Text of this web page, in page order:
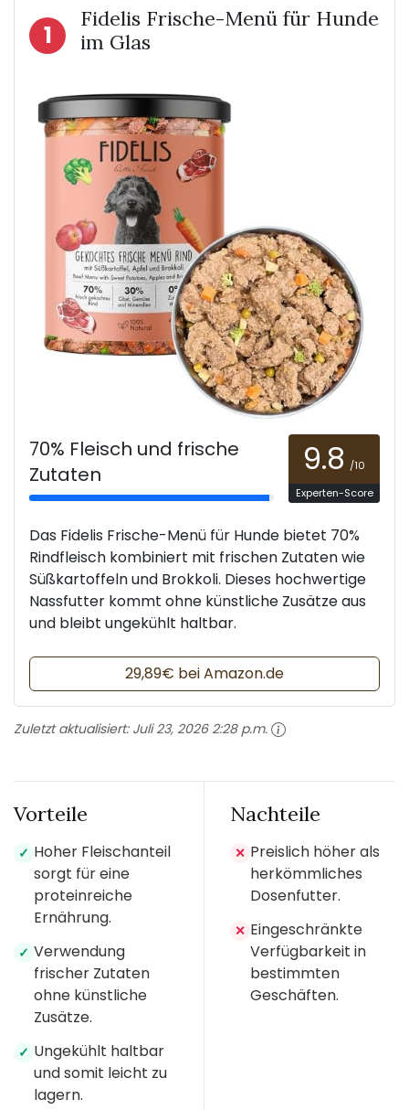
1
Fidelis Frische-Menü für Hunde
im Glas
70% Fleisch und frische
Zutaten
9.8 /10
Experten-Score
Das Fidelis Frische-Menü für Hunde bietet 70%
Rindfleisch kombiniert mit frischen Zutaten wie
Süßkartoffeln und Brokkoli. Dieses hochwertige
Nassfutter kommt ohne künstliche Zusätze aus
und bleibt ungekühlt haltbar.
29,89€ bei Amazon.de
Zuletzt aktualisiert: Juli 23, 2026 2:28 p.m.
Vorteile
✓ Hoher Fleischanteil
sorgt für eine
proteinreiche
Ernährung.
✓ Verwendung
frischer Zutaten
ohne künstliche
Zusätze.
✓ Ungekühlt haltbar
und somit leicht zu
lagern.
Nachteile
✕ Preislich höher als
herkömmliches
Dosenfutter.
✕ Eingeschränkte
Verfügbarkeit in
bestimmten
Geschäften.